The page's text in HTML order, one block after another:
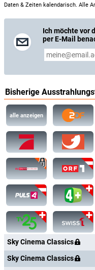
Daten & Zeiten kalendarisch. Alle
Ich möchte vor
per E-Mail
Bisherige
alle anzeigen
Sky Cinema Classics
Sky Cinema Classics